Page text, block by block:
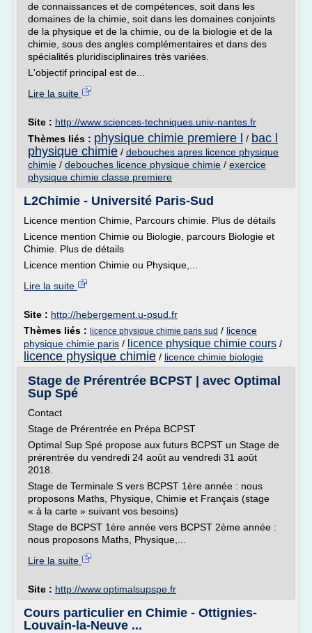
de connaissances et de compétences, soit dans les
domaines de la chimie, soit dans les domaines conjoints
de la physique et de la chimie, ou de la biologie et de la
chimie, sous des angles complémentaires et dans des
spécialités pluridisciplinaires très variées.
L'objectif principal est de...
Lire la suite
Site : http://www.sciences-techniques.univ-nantes.fr
Thèmes liés : physique chimie premiere l / bac l
physique chimie / debouches apres licence physique
chimie / debouches licence physique chimie / exercice
physique chimie classe premiere
L2Chimie - Université Paris-Sud
Licence mention Chimie, Parcours chimie. Plus de détails
Licence mention Chimie ou Biologie, parcours Biologie et
Chimie. Plus de détails
Licence mention Chimie ou Physique,...
Lire la suite
Site : http://hebergement.u-psud.fr
Thèmes liés : licence physique chimie paris sud / licence
physique chimie paris / licence physique chimie cours /
licence physique chimie / licence chimie biologie
Stage de Prérentrée BCPST | avec Optimal
Sup Spé
Contact
Stage de Prérentrée en Prépa BCPST
Optimal Sup Spé propose aux futurs BCPST un Stage de
prérentrée du vendredi 24 août au vendredi 31 août
2018.
Stage de Terminale S vers BCPST 1ère année : nous
proposons Maths, Physique, Chimie et Français (stage
« à la carte » suivant vos besoins)
Stage de BCPST 1ère année vers BCPST 2ème année :
nous proposons Maths, Physique,...
Lire la suite
Site : http://www.optimalsupspe.fr
Cours particulier en Chimie - Ottignies-
Louvain-la-Neuve ...